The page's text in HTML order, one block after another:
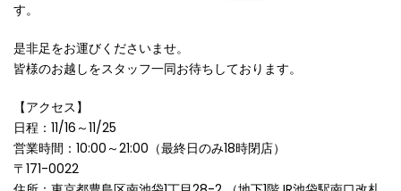
す。
是非足をお運びくださいませ。
皆様のお越しをスタッフ一同お待ちしております。
【アクセス】
日程：11/16～11/25
営業時間：10:00～21:00（最終日のみ18時閉店）
〒171-0022